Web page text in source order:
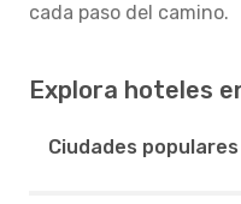
cada paso del camino.
Explora hoteles
Ciudades populares